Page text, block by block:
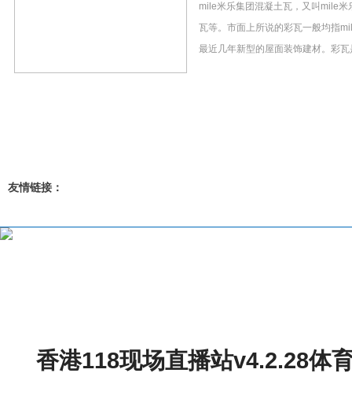
mile米乐集团混凝土瓦，又叫mile米
瓦等。市面上所说的彩瓦一般均指
最近几年新型的屋面装饰建材。彩
友情链接：
香港118现场直播站v4.2.28体